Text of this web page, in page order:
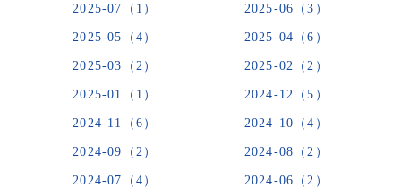
2025-07（1） 2025-06（3）
2025-05（4） 2025-04（6）
2025-03（2） 2025-02（2）
2025-01（1） 2024-12（5）
2024-11（6） 2024-10（4）
2024-09（2） 2024-08（2）
2024-07（4） 2024-06（2）